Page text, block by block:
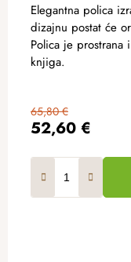
52,60 €
65,80 €
Elegantna polica
dizajnu postat će
Polica je prostrana
knjiga.